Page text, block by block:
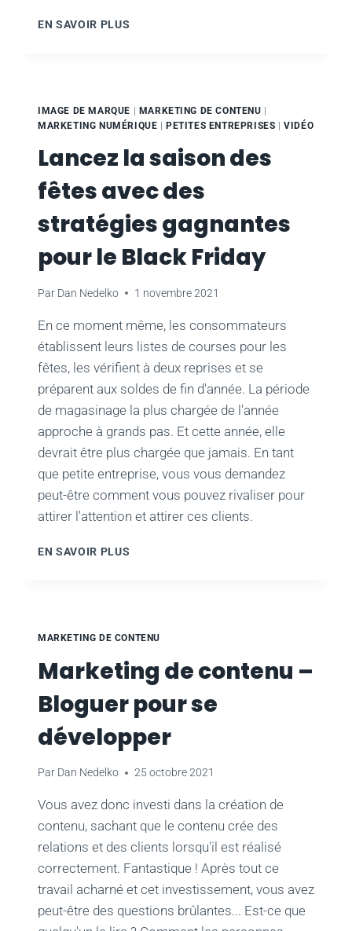
EN SAVOIR PLUS
LES
PENDANT
LES
FÊTES
DE
FIN
D'ANNÉE
IMAGE DE MARQUE | MARKETING DE CONTENU |
MARKETING NUMÉRIQUE |PETITES ENTREPRISES |VIDÉO
Lancez la saison des
fêtes avec des
stratégies gagnantes
pour le Black Friday
Par Dan Nedelko 1 novembre 2021
En ce moment même, les consommateurs
établissent leurs listes de courses pour les
fêtes, les vérifient à deux reprises et se
préparent aux soldes de fin d'année. La période
de magasinage la plus chargée de l'année
approche à grands pas. Et cette année, elle
devrait être plus chargée que jamais. En tant
que petite entreprise, vous vous demandez
peut-être comment vous pouvez rivaliser pour
attirer l'attention et attirer ces clients.
EN SAVOIR PLUS
STRATÉGIES
GAGNANTES
LE
FRIDAY
MARKETING DE CONTENU
Marketing de contenu –
Bloguer pour se
développer
Par Dan Nedelko 25 octobre 2021
Vous avez donc investi dans la création de
contenu, sachant que le contenu crée des
relations et des clients lorsqu'il est réalisé
correctement. Fantastique ! Après tout ce
travail acharné et cet investissement, vous avez
peut-être des questions brûlantes... Est-ce que